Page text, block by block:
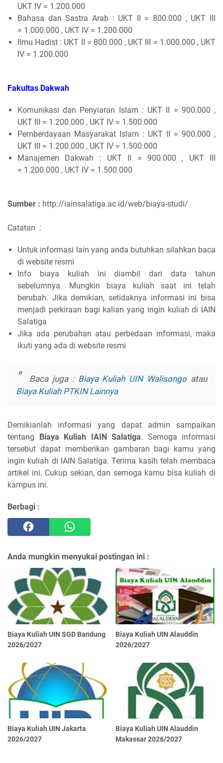
UKT IV = 1.200.000
Bahasa dan Sastra Arab : UKT II = 800.000 , UKT III
= 1.000.000 , UKT IV = 1.200.000
Ilmu Hadist : UKT II = 800.000 , UKT III = 1.000.000 , UKT
IV = 1.200.000
Fakultas Dakwah
Komunikasi dan Penyiaran Islam : UKT II = 900.000 ,
UKT III = 1.200.000 , UKT IV = 1.500.000
Pemberdayaan Masyarakat Islam : UKT II = 900.000 ,
UKT III = 1.200.000 , UKT IV = 1.500.000
Manajemen Dakwah : UKT II = 900.000 , UKT III
= 1.200.000 , UKT IV = 1.500.000
Sumber : http://iainsalatiga.ac.id/web/biaya-studi/
Catatan :
Untuk informasi lain yang anda butuhkan silahkan baca
di website resmi
Info biaya kuliah ini diambil dari data tahun
sebelumnya. Mungkin biaya kuliah saat ini telah
berubah. Jika demikian, setidaknya informasi ini bisa
menjadi perkiraan bagi kalian yang ingin kuliah di IAIN
Salatiga
Jika ada perubahan atau perbedaan informasi, maka
ikuti yang ada di website resmi
Baca juga : Biaya Kuliah UIN Walisongoatau
Biaya Kuliah PTKIN Lainnya
Demikianlah informasi yang dapat admin sampaikan
tentang Biaya Kuliah IAIN Salatiga. Semoga informasi
tersebut dapat memberikan gambaran bagi kamu yang
ingin kuliah di IAIN Salatiga. Terima kasih telah membaca
artikel ini. Cukup sekian, dan semoga kamu bisa kuliah di
kampus ini.
Berbagi :
Anda mungkin menyukai postingan ini :
Biaya Kuliah UIN SGD Bandung
2026/2027
Biaya Kuliah UIN Alauddin
2026/2027
Biaya Kuliah UIN Jakarta
2026/2027
Biaya Kuliah UIN Alauddin
Makassar 2026/2027